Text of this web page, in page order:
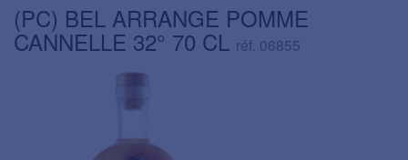
(PC) BEL ARRANGE POMME
CANNELLE 32° 70 CL réf. 06855